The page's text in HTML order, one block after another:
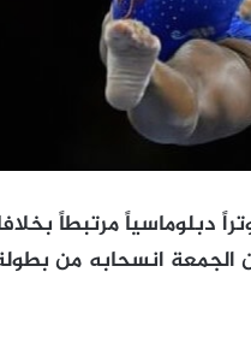
دبلوماسياً مرتبطاً
انسحابه من بطولة